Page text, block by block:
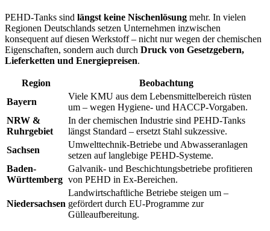
PEHD-Tanks sind längst keine Nischenlösung mehr. In vielen
Regionen Deutschlands setzen Unternehmen inzwischen
konsequent auf diesen Werkstoff – nicht nur wegen der chemischen
Eigenschaften, sondern auch durch Druck von Gesetzgebern,
Lieferketten und Energiepreisen.
Region
Beobachtung
Bayern
Viele KMU aus dem Lebensmittelbereich rüsten
um – wegen Hygiene- und HACCP-Vorgaben.
NRW &
Ruhrgebiet
In der chemischen Industrie sind PEHD-Tanks
längst Standard – ersetzt Stahl sukzessive.
Sachsen
Umwelttechnik-Betriebe und Abwasseranlagen
setzen auf langlebige PEHD-Systeme.
Baden-
Württemberg
Galvanik- und Beschichtungsbetriebe profitieren
von PEHD in Ex-Bereichen.
Niedersachsen
Landwirtschaftliche Betriebe steigen um –
gefördert durch EU-Programme zur
Gülleaufbereitung.